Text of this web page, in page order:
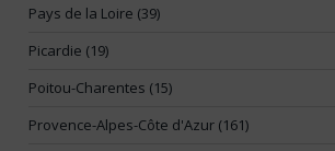
Pays de la Loire (39)
Picardie (19)
Poitou-Charentes (15)
Provence-Alpes-Côte d'Azur (161)